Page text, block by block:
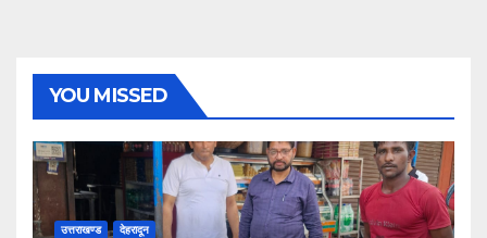
YOU MISSED
उत्तराखण्ड देहरादून